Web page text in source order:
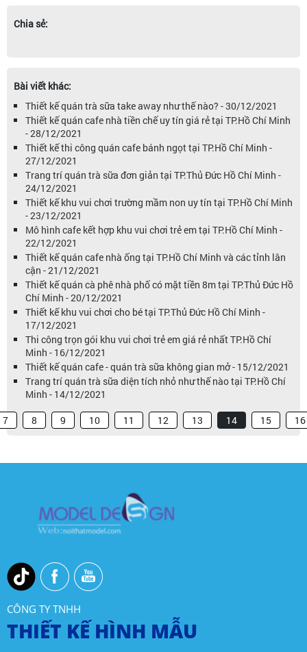
Chia sẻ:
Bài viết khác:
Thiết kế quán trà sữa take away như thế nào? - 30/12/2021
Thiết kế quán cafe nhà tiền chế uy tín giá rẻ tại TP.Hồ Chí Minh
- 28/12/2021
Thiết kế thi công quán cafe bánh ngọt tại TP.Hồ Chí Minh -
27/12/2021
Trang trí quán trà sữa đơn giản tại TP.Thủ Đức Hồ Chí Minh -
24/12/2021
Thiết kế khu vui chơi trường mầm non uy tín tại TP.Hồ Chí Minh
- 23/12/2021
Mô hình cafe kết hợp khu vui chơi trẻ em tại TP.Hồ Chí Minh -
22/12/2021
Thiết kế quán cafe nhà ống tại TP.Hồ Chí Minh và các tỉnh lân
cận - 21/12/2021
Thiết kế quán cà phê nhà phố có mặt tiền 8m tại TP.Thủ Đức Hồ
Chí Minh - 20/12/2021
Thiết kế khu vui chơi cho bé tại TP.Thủ Đức Hồ Chí Minh -
17/12/2021
Thi công trọn gói khu vui chơi trẻ em giá rẻ nhất TP.Hồ Chí
Minh - 16/12/2021
Thiết kế quán cafe - quán trà sữa không gian mở - 15/12/2021
Trang trí quán trà sữa diện tích nhỏ như thế nào tại TP.Hồ Chí
Minh - 14/12/2021
7 8 9 10 11 12 13 14 15 16
CÔNG TY TNHH
THIẾT KẾ HÌNH MẪU